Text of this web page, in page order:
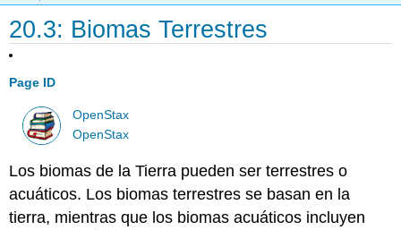
20.3: Biomas Terrestres
Page ID
OpenStax
OpenStax
Los biomas de la Tierra pueden ser terrestres o
acuáticos. Los biomas terrestres se basan en la
tierra, mientras que los biomas acuáticos incluyen